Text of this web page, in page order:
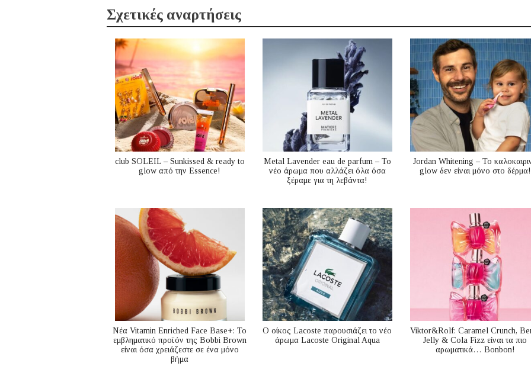
Σχετικές αναρτήσεις
club SOLEIL – Sunkissed & ready to
glow από την Essence!
Metal Lavender eau de parfum – Το
νέο άρωμα που αλλάζει όλα όσα
ξέραμε για τη λεβάντα!
Jordan Whitening – Το
glow δεν είναι μόνο στο δέρμα!
Nέα Vitamin Enriched Face Base+: Το
εμβληματικό προϊόν της Bobbi Brown
είναι όσα χρειάζεστε σε ένα μόνο
βήμα
Ο οίκος Lacoste παρουσιάζει το νέο
άρωμα Lacoste Original Aqua
Viktor&Rolf: Caramel Crunch,
Jelly & Cola Fizz είναι τα πιο
αρωματικά… Bonbon!